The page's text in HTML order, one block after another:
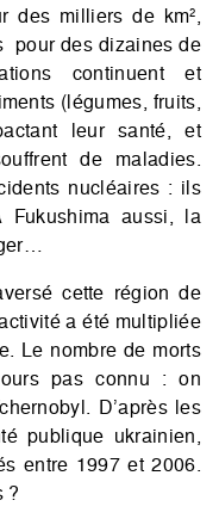
des milliers de km²,
pour des dizaines de
continuent et
(légumes, fruits,
leur santé, et
de maladies.
nucléaires : ils
Fukushima aussi, la
cette région de
a été multipliée
Le nombre de morts
pas connu : on
D’après les
publique ukrainien,
entre 1997 et 2006.
?